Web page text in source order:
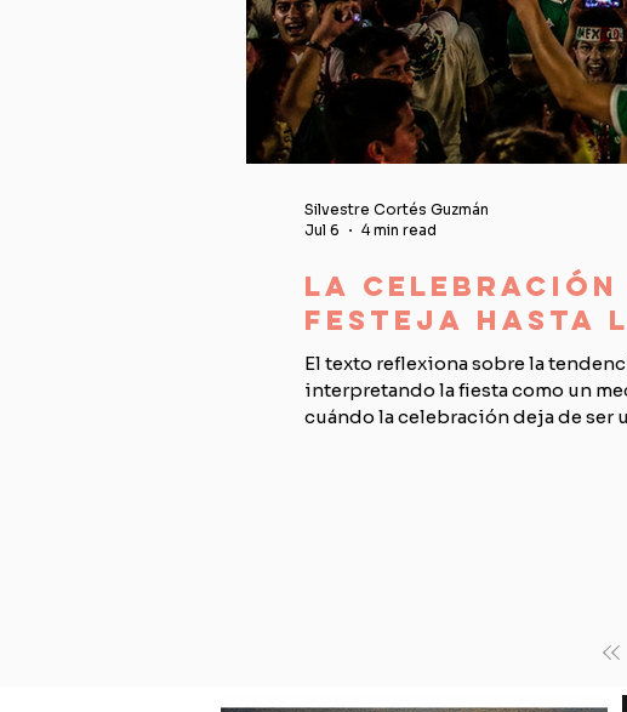
La celebración
festeja hasta
El texto reflexiona sobre la
interpretando la fiesta como un
cuándo la celebración deja de ser
Silvestre Cortés Guzmán
Jul 6
4 min read